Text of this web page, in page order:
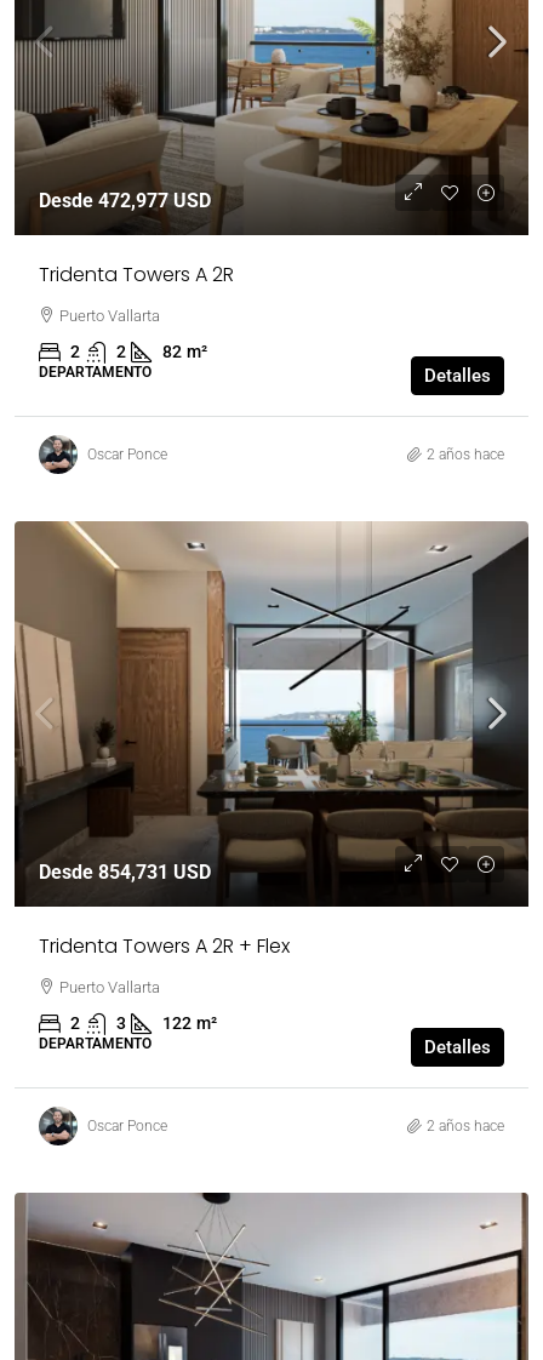
Desde 472,977 USD
Tridenta Towers A 2R
Puerto Vallarta
2 2 82 m²
DEPARTAMENTO Detalles
Oscar Ponce 2 años hace
Desde 854,731 USD
Tridenta Towers A 2R + Flex
Puerto Vallarta
2 3 122 m²
DEPARTAMENTO Detalles
Oscar Ponce 2 años hace